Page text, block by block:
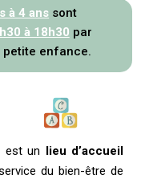
à 4 ans sont
à 18h30 par
petite enfance.
est un lieu d’accueil
du bien-être de